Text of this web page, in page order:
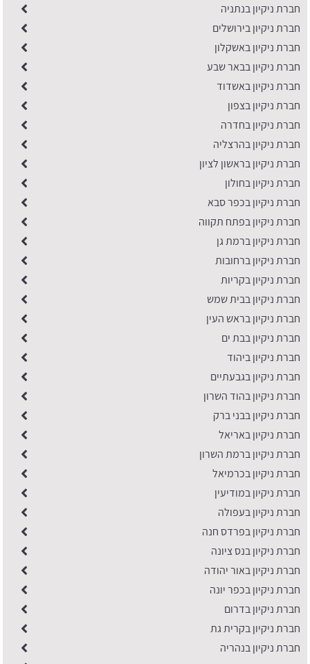
חברת ניקיון בנתניה
חברת ניקיון בירושלים
חברת ניקיון באשקלון
חברת ניקיון בבאר שבע
חברת ניקיון באשדוד
חברת ניקיון בצפון
חברת ניקיון בחדרה
חברת ניקיון בהרצליה
חברת ניקיון בראשון לציון
חברת ניקיון בחולון
חברת ניקיון בכפר סבא
חברת ניקיון בפתח תקווה
חברת ניקיון ברמת גן
חברת ניקיון ברחובות
חברת ניקיון בקריות
חברת ניקיון בבית שמש
חברת ניקיון בראש העין
חברת ניקיון בבת ים
חברת ניקיון ביהוד
חברת ניקיון בגבעתיים
חברת ניקיון בהוד השרון
חברת ניקיון בבני ברק
חברת ניקיון באריאל
חברת ניקיון ברמת השרון
חברת ניקיון בכרמיאל
חברת ניקיון במודיעין
חברת ניקיון בעפולה
חברת ניקיון בפרדס חנה
חברת ניקיון בנס ציונה
חברת ניקיון באור יהודה
חברת ניקיון בכפר יונה
​חברת ניקיון בדרום
חברת ניקיון בקרית גת
חברת ניקיון בנהריה